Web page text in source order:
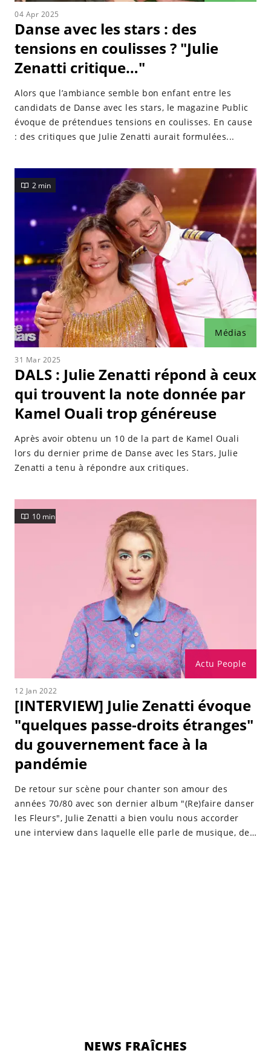
04 Apr 2025
Danse avec les stars : des
tensions en coulisses ? "Julie
Zenatti critique…"
Alors que l’ambiance semble bon enfant entre les
candidats de Danse avec les stars, le magazine Public
évoque de prétendues tensions en coulisses. En cause
: des critiques que Julie Zenatti aurait formulées...
Médias
2 min
31 Mar 2025
DALS : Julie Zenatti répond à ceux
qui trouvent la note donnée par
Kamel Ouali trop généreuse
Après avoir obtenu un 10 de la part de Kamel Ouali
lors du dernier prime de Danse avec les Stars, Julie
Zenatti a tenu à répondre aux critiques.
Actu People
10 min
12 Jan 2022
[INTERVIEW] Julie Zenatti évoque
"quelques passe-droits étranges"
du gouvernement face à la
pandémie
De retour sur scène pour chanter son amour des
années 70/80 avec son dernier album "(Re)faire danser
les Fleurs", Julie Zenatti a bien voulu nous accorder
une interview dans laquelle elle parle de musique, de
NEWS FRAÎCHES